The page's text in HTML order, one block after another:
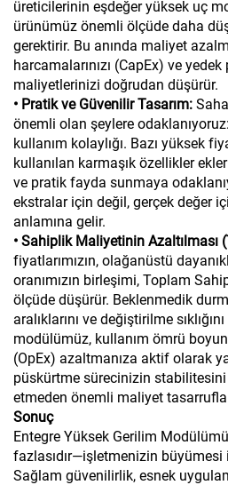
üreticilerinin eşdeğer yüksek uç
ürünümüz önemli ölçüde daha
gerektirir. Bu anında maliyet
harcamalarınızı (CapEx) ve
maliyetlerinizi doğrudan düşürür.
• Pratik ve Güvenilir Tasarım:
önemli olan şeylere
kullanım kolaylığı. Bazı yüksek
kullanılan karmaşık özellikler
ve pratik fayda sunmaya
ekstralar için değil, gerçek değer
anlamına gelir.
• Sahiplik Maliyetinin Azaltılması
fiyatlarımızın, olağanüstü
oranımızın birleşimi, Toplam
ölçüde düşürür. Beklenmedik
aralıklarını ve değiştirilme
modülümüz, kullanım ömrü
(OpEx) azaltmanıza aktif olarak
püskürtme sürecinizin
etmeden önemli maliyet
Sonuç
Entegre Yüksek Gerilim
fazlasıdır—işletmenizin büyümesi
Sağlam güvenilirlik, esnek